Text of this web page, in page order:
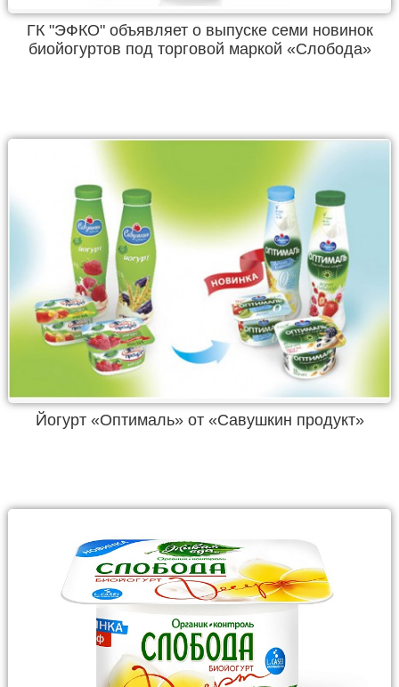
ГК "ЭФКО" объявляет о выпуске семи новинок
биойогуртов под торговой маркой «Слобода»
Йогурт «Оптималь» от «Савушкин продукт»